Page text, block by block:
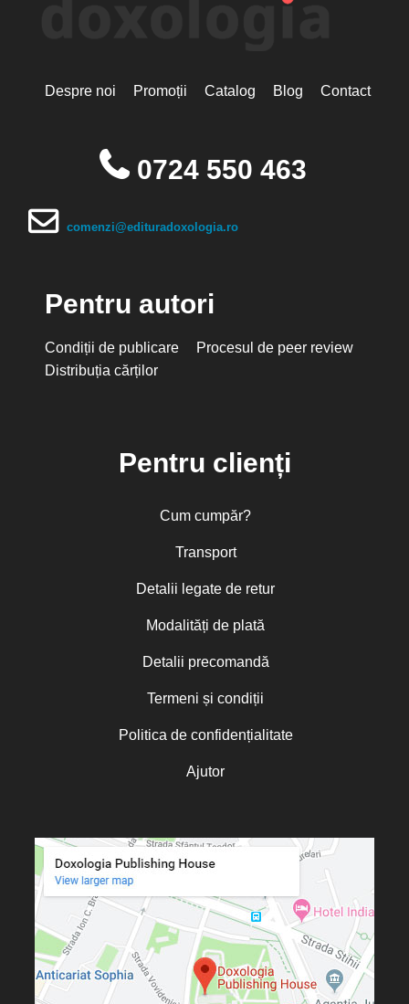
Despre noi Promoții Catalog Blog Contact
0724 550 463
comenzi@edituradoxologia.ro
Pentru autori
Condiții de publicare
Procesul de peer review
Distribuția cărților
Pentru clienți
Cum cumpăr?
Transport
Detalii legate de retur
Modalități de plată
Detalii precomandă
Termeni și condiții
Politica de confidențialitate
Ajutor